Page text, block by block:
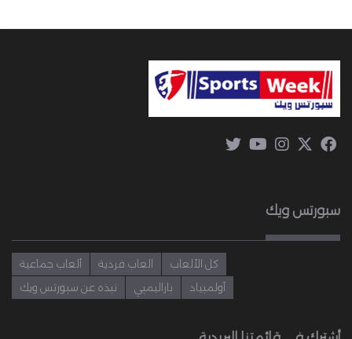
سبورتس ويك
ألعاب جماعية العاب فردية
كل الألعاب
نبذه عن سبورتس ويك
باراليمبي أولمبياد